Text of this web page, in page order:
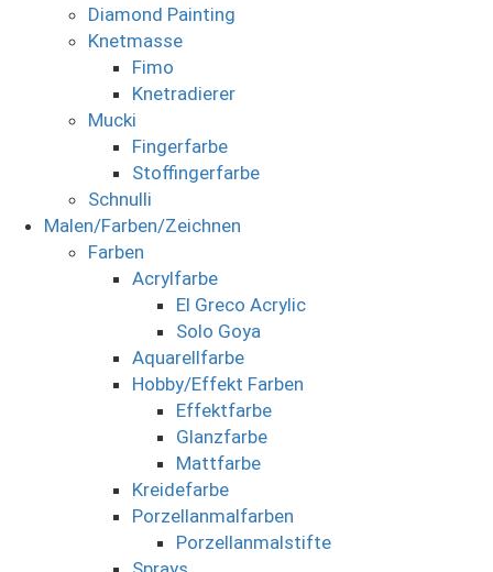
Diamond Painting
Knetmasse
Fimo
Knetradierer
Mucki
Fingerfarbe
Stoffingerfarbe
Schnulli
Malen/Farben/Zeichnen
Farben
Acrylfarbe
El Greco Acrylic
Solo Goya
Aquarellfarbe
Hobby/Effekt Farben
Effektfarbe
Glanzfarbe
Mattfarbe
Kreidefarbe
Porzellanmalfarben
Porzellanmalstifte